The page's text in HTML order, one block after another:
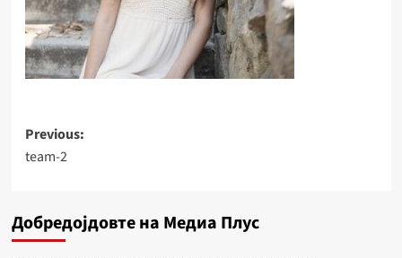
Post
navigation
Previous:
team-2
Добредојдовте на Медиа Плус